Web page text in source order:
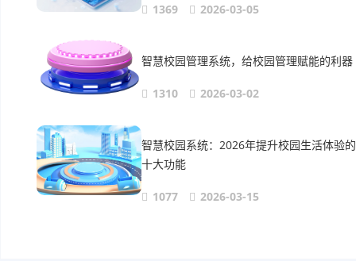
1369 2026-03-05
智慧校园管理系统，给校园管理赋能的利器
1310 2026-03-02
智慧校园系统：2026年提升校园生活体验的
十大功能
1077 2026-03-15